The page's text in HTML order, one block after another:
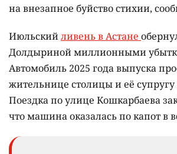
на внезапное буйство стихии,
Июльскийливень в Астане
Долдыриной миллионными
Автомобиль 2025 года выпуска
жительнице столицы и её
Поездка по улице Кошкарбаева
что машина оказалась по капот в